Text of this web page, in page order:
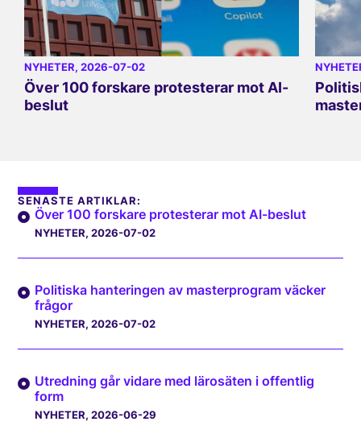
NYHETER, 2026-07-02
Över 100 forskare protesterar mot AI-
beslut
SENASTE ARTIKLAR:
Över 100 forskare protesterar mot AI-beslut
NYHETER, 2026-07-02
Politiska hanteringen av masterprogram väcker
frågor
NYHETER, 2026-07-02
Utredning går vidare med lärosäten i offentlig
form
NYHETER, 2026-06-29